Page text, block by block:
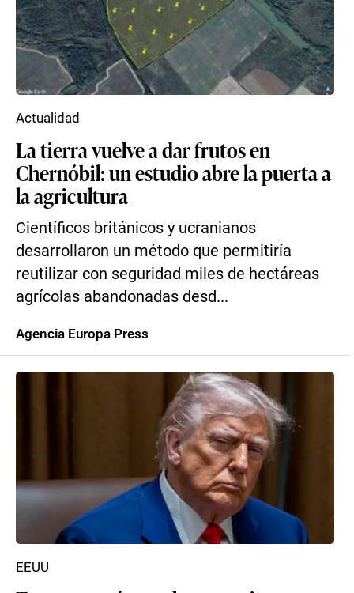
La tierra vuelve a dar frutos en
Chernóbil: un estudio abre la puerta a
la agricultura
Científicos británicos y ucranianos
desarrollaron un método que permitiría
reutilizar con seguridad miles de hectáreas
agrícolas abandonadas desd...
Actualidad
Agencia Europa Press
EEUU